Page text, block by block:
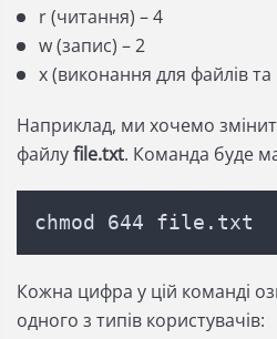
r (читання) – 4
w (запис) – 2
x (виконання для файлів та
Наприклад, ми хочемо
файлуfile.txt. Команда буде
chmod 644 file.txt
Кожна цифра у цій команді
одного з типів користувачів: